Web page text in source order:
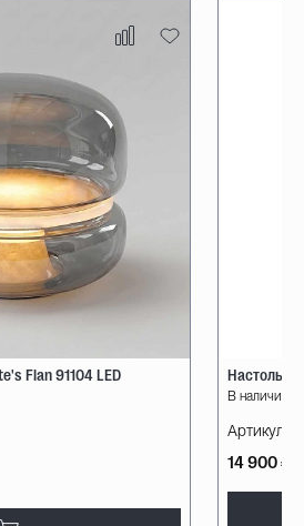
Flan 91104 LED
В наличии
Артикул:
14 900 ₽